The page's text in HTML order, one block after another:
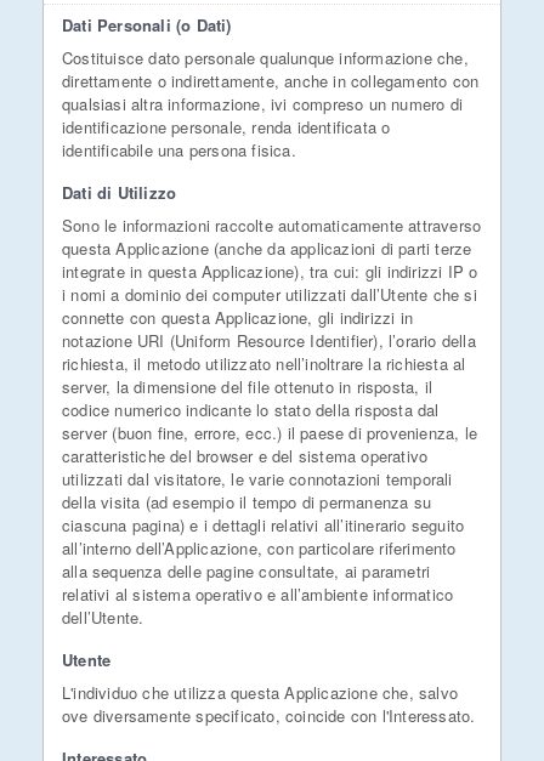
Dati Personali (o Dati)
Costituisce dato personale qualunque informazione che,
direttamente o indirettamente, anche in collegamento con
qualsiasi altra informazione, ivi compreso un numero di
identificazione personale, renda identificata o
identificabile una persona fisica.
Dati di Utilizzo
Sono le informazioni raccolte automaticamente attraverso
questa Applicazione (anche da applicazioni di parti terze
integrate in questa Applicazione), tra cui: gli indirizzi IP o
i nomi a dominio dei computer utilizzati dall’Utente che si
connette con questa Applicazione, gli indirizzi in
notazione URI (Uniform Resource Identifier), l’orario della
richiesta, il metodo utilizzato nell’inoltrare la richiesta al
server, la dimensione del file ottenuto in risposta, il
codice numerico indicante lo stato della risposta dal
server (buon fine, errore, ecc.) il paese di provenienza, le
caratteristiche del browser e del sistema operativo
utilizzati dal visitatore, le varie connotazioni temporali
della visita (ad esempio il tempo di permanenza su
ciascuna pagina) e i dettagli relativi all’itinerario seguito
all’interno dell’Applicazione, con particolare riferimento
alla sequenza delle pagine consultate, ai parametri
relativi al sistema operativo e all’ambiente informatico
dell’Utente.
Utente
L'individuo che utilizza questa Applicazione che, salvo
ove diversamente specificato, coincide con l'Interessato.